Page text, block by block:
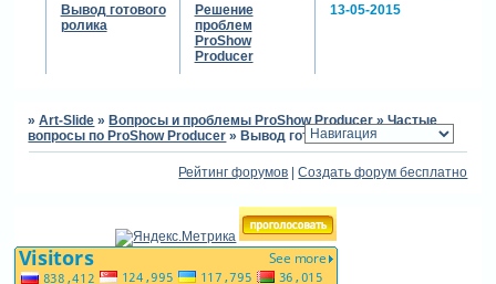
Вывод готового
ролика
Решение
проблем
ProShow
Producer
13-05-2015
»Art-Slide »Вопросы и проблемы ProShow Producer »Частые
вопросы по ProShow Producer »Вывод готовых презентаций
Рейтинг форумов |Создать форум бесплатно